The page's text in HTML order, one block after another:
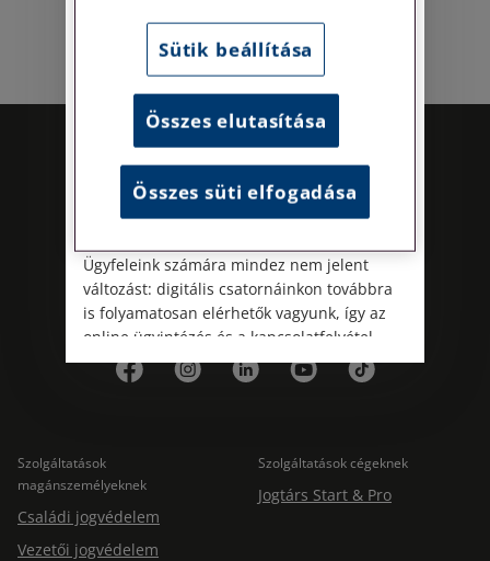
Kövess minket!
Szolgáltatások
magánszemélyeknek
Családi jogvédelem
Vezetői jogvédelem
Szolgáltatások cégeknek
Jogtárs Start & Pro
Az energiatudatos és fenntartható
működés iránti elkötelezettségünk
részeként augusztus 8-án, szombaton
irodamentes, home office munkanapot
tartunk. A rendkívüli hőségre és az
energiaellátási rendszer terhelésére
munkatársaink egészségét és csökkentjük
irodáink energiafelhasználását.
Ügyfeleink számára mindez nem jelent
változást: digitális csatornáinkon továbbra
is folyamatosan elérhetők vagyunk, így az
online ügyintézés és a kapcsolatfelvétel
változatlanul biztosított.
Sütik beállítása
Összes elutasítása
Összes süti elfogadása